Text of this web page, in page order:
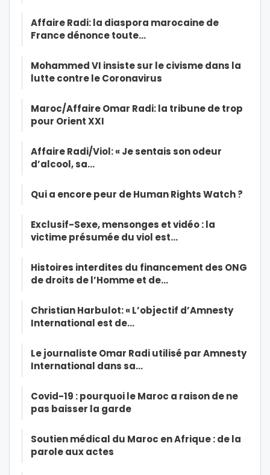
Affaire Radi: la diaspora marocaine de
France dénonce toute…
Mohammed VI insiste sur le civisme dans la
lutte contre le Coronavirus
Maroc/Affaire Omar Radi: la tribune de trop
pour Orient XXI
Affaire Radi/Viol: « Je sentais son odeur
d’alcool, sa…
Qui a encore peur de Human Rights Watch ?
Exclusif-Sexe, mensonges et vidéo : la
victime présumée du viol est…
Histoires interdites du financement des ONG
de droits de l’Homme et de…
Christian Harbulot: « L’objectif d’Amnesty
International est de…
Le journaliste Omar Radi utilisé par Amnesty
International dans sa…
Covid-19 : pourquoi le Maroc a raison de ne
pas baisser la garde
Soutien médical du Maroc en Afrique : de la
parole aux actes